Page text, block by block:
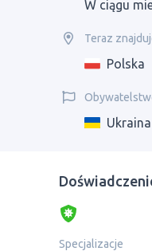
W ciągu
Teraz
Polska
Ukraina
Specjalizacje